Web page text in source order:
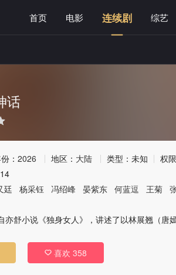
首页 电影 连续剧 综艺
话
： 2026 地区： 大陆 类型： 未知 权
廷 杨采钰 冯绍峰 晏紫东 何蓝逗 王菊
亦舒小说《独身女人》，讲述了以林展翘（
 喜欢 358